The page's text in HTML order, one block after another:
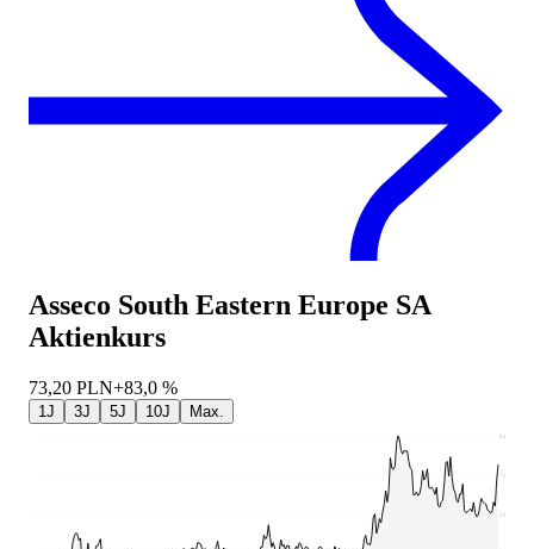
Asseco South Eastern Europe SA
Aktienkurs
73,20 PLN+83,0 %
1J 3J 5J 10J Max.
59,65
70,33
81